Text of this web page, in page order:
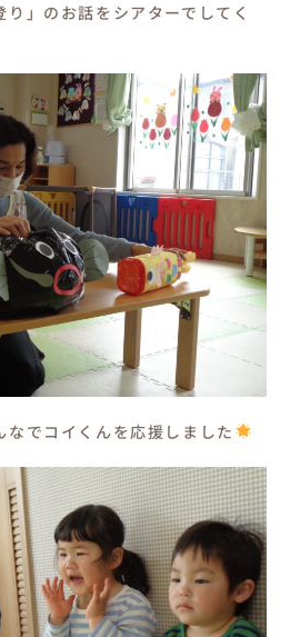
ぎ
」のお話をシアターでしてく
なでコイくんを応援しました